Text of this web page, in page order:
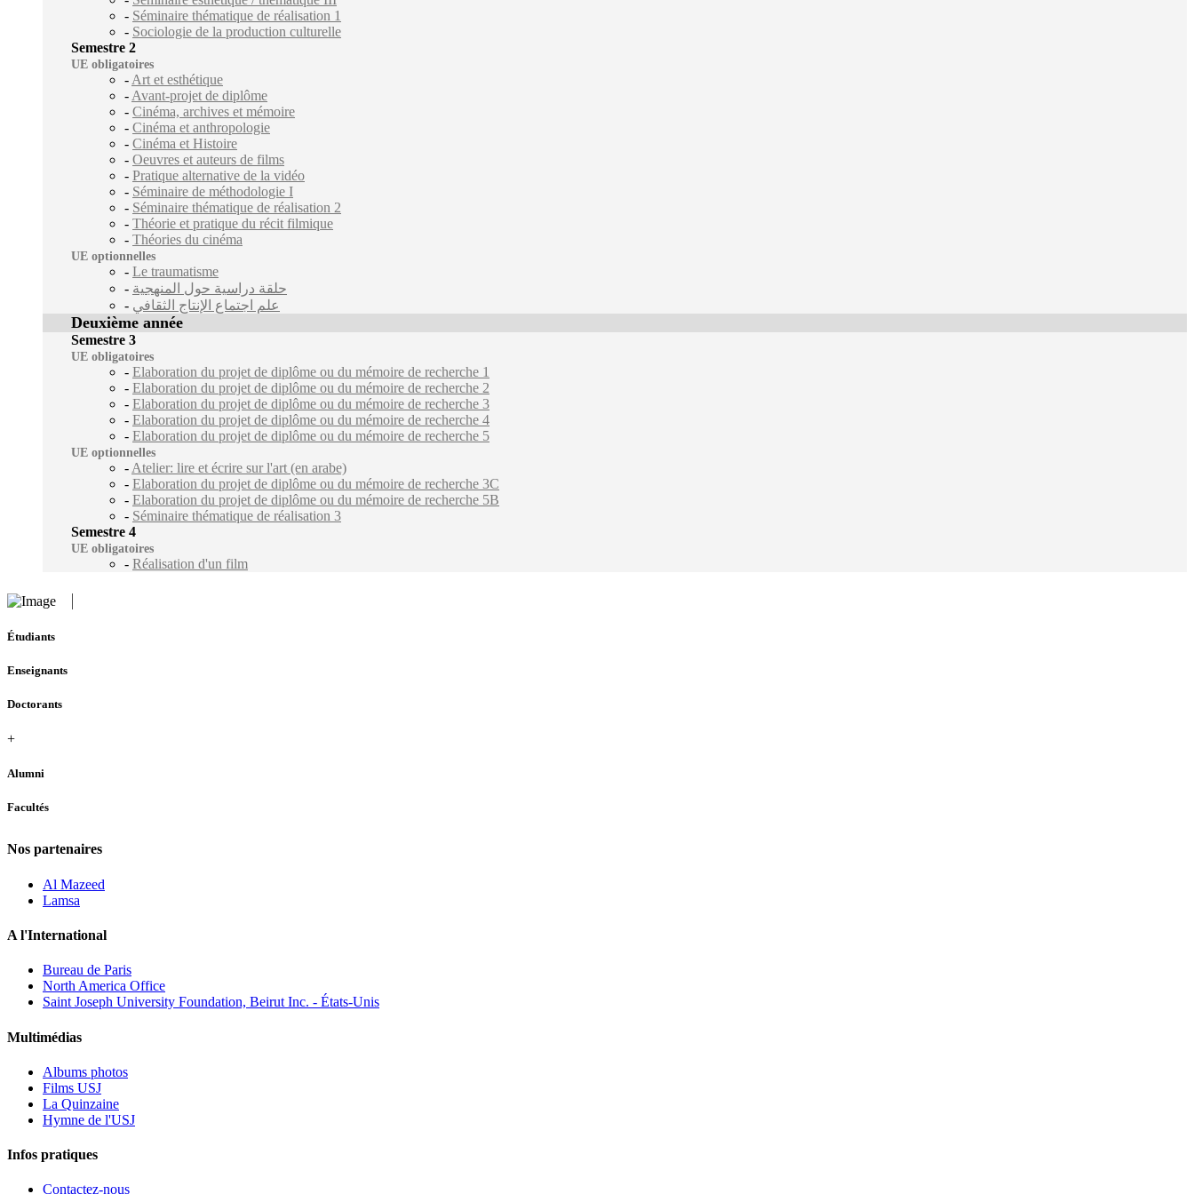
- Séminaire thématique de réalisation 1
- Sociologie de la production culturelle
Semestre 2
UE obligatoires
- Art et esthétique
- Avant-projet de diplôme
- Cinéma, archives et mémoire
- Cinéma et anthropologie
- Cinéma et Histoire
- Oeuvres et auteurs de films
- Pratique alternative de la vidéo
- Séminaire de méthodologie I
- Séminaire thématique de réalisation 2
- Théorie et pratique du récit filmique
- Théories du cinéma
UE optionnelles
- Le traumatisme
- حلقة دراسية حول المنهجية
- علم اجتماع الإنتاج الثقافي
Deuxième année
Semestre 3
UE obligatoires
- Elaboration du projet de diplôme ou du mémoire de recherche 1
- Elaboration du projet de diplôme ou du mémoire de recherche 2
- Elaboration du projet de diplôme ou du mémoire de recherche 3
- Elaboration du projet de diplôme ou du mémoire de recherche 4
- Elaboration du projet de diplôme ou du mémoire de recherche 5
UE optionnelles
- Atelier: lire et écrire sur l'art (en arabe)
- Elaboration du projet de diplôme ou du mémoire de recherche 3C
- Elaboration du projet de diplôme ou du mémoire de recherche 5B
- Séminaire thématique de réalisation 3
Semestre 4
UE obligatoires
- Réalisation d'un film
Étudiants
Enseignants
Doctorants
+
Alumni
Facultés
Nos partenaires
Al Mazeed
Lamsa
A l'International
Bureau de Paris
North America Office
Saint Joseph University Foundation, Beirut Inc. - États-Unis
Multimédias
Albums photos
Films USJ
La Quinzaine
Hymne de l'USJ
Infos pratiques
Contactez-nous